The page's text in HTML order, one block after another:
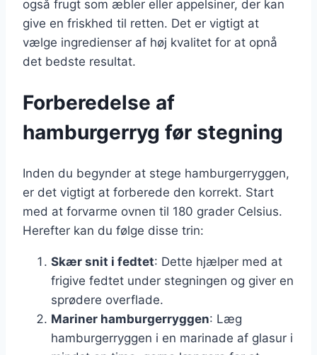
også frugt som æbler eller appelsiner, der kan
give en friskhed til retten. Det er vigtigt at
vælge ingredienser af høj kvalitet for at opnå
det bedste resultat.
Forberedelse af
hamburgerryg før stegning
Inden du begynder at stege hamburgerryggen,
er det vigtigt at forberede den korrekt. Start
med at forvarme ovnen til 180 grader Celsius.
Herefter kan du følge disse trin:
Skær snit i fedtet: Dette hjælper med at
frigive fedtet under stegningen og giver en
sprødere overflade.
Mariner hamburgerryggen: Læg
hamburgerryggen i en marinade af glasur i